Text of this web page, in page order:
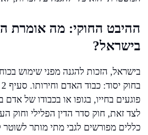
ההיבט החוקי: מה אומרת
בישראל?
בישראל, הזכות להגנה מפני שימוש
פוגעים בחייו, בגופו או בכבודו של
לצד זאת, חוק סדר הדין הפלילי וחוק
כללים מפורשים לגבי מתי מותר